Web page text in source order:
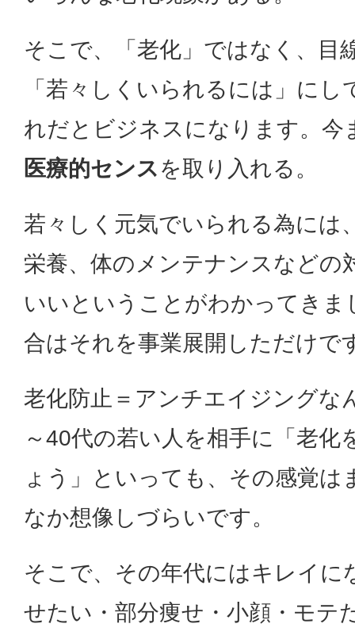
そこで、「老化」ではなく、目
「若々しくいられるには」にし
れだとビジネスになります。今
医療的センスを取り入れる。
若々しく元気でいられる為には
栄養、体のメンテナンスなどの
いいということがわかってきま
合はそれを事業展開しただけで
老化防止＝アンチエイジングな
～40代の若い人を相手に「老化
ょう」といっても、その感覚は
なか想像しづらいです。
そこで、その年代にはキレイに
せたい・部分痩せ・小顔・モテ